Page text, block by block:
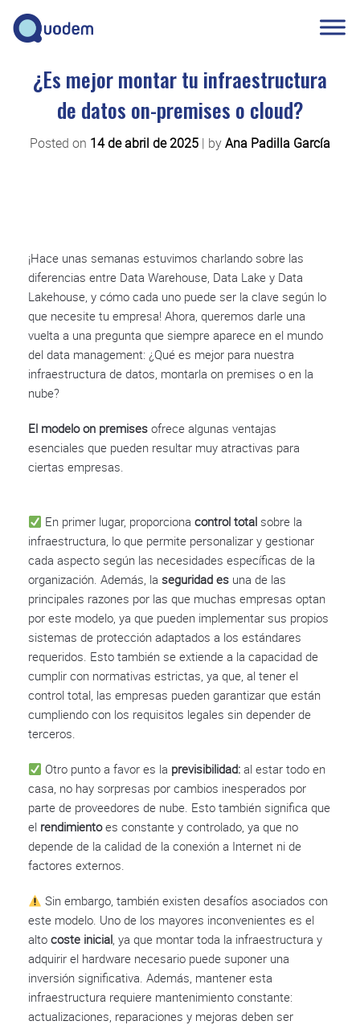
¿Es mejor montar tu infraestructura
de datos on-premises o cloud?
Posted on 14 de abril de 2025 | byAna Padilla García
¡Hace unas semanas estuvimos charlando sobre las
diferencias entre Data Warehouse, Data Lake y Data
Lakehouse, y cómo cada uno puede ser la clave según lo
que necesite tu empresa! Ahora, queremos darle una
vuelta a una pregunta que siempre aparece en el mundo
del data management: ¿Qué es mejor para nuestra
infraestructura de datos, montarla on premises o en la
nube?
El modelo on premises ofrece algunas ventajas
esenciales que pueden resultar muy atractivas para
ciertas empresas.
En primer lugar, proporcionacontrol total sobre la
infraestructura, lo que permite personalizar y gestionar
cada aspecto según las necesidades específicas de la
organización. Además, la seguridad es una de las
principales razones por las que muchas empresas optan
por este modelo, ya que pueden implementar sus propios
sistemas de protección adaptados a los estándares
requeridos. Esto también se extiende a la capacidad de
cumplir con normativas estrictas, ya que, al tener el
control total, las empresas pueden garantizar que están
cumpliendo con los requisitos legales sin depender de
terceros.
Otro punto a favor es la previsibilidad: al estar todo en
casa, no hay sorpresas por cambios inesperados por
parte de proveedores de nube. Esto también significa que
el rendimientoes constante y controlado, ya que no
depende de la calidad de la conexión a Internet ni de
factores externos.
Sin embargo, también existen desafíos asociados con
este modelo. Uno de los mayores inconvenientes es el
alto coste inicial, ya que montar toda la infraestructura y
adquirir el hardware necesario puede suponer una
inversión significativa. Además, mantener esta
infraestructura requiere mantenimiento constante:
actualizaciones, reparaciones y mejoras deben ser